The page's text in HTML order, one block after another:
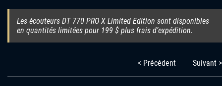
Les écouteurs DT 770 PRO X Limited Edition sont disponibles
en quantités limitées pour 199 $ plus frais d’expédition.
< Précédent Suivant >